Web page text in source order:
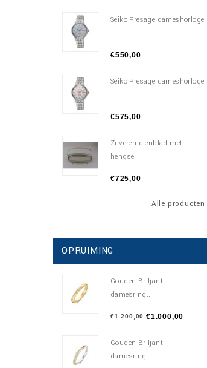
Seiko Presage dameshorloge
€550,00
Seiko Presage dameshorloge
€575,00
Zilveren dienblad met
hengsel
€725,00
Alle producten
OPRUIMING
Gouden Briljant
damesring...
€1.200,00 €1.000,00
Gouden Briljant
damesring...